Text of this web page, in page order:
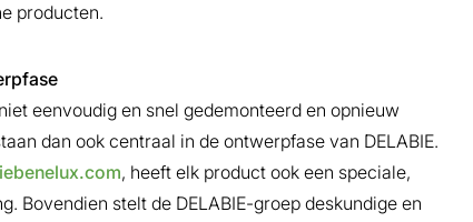
producten.
eenvoudig en snel gedemonteerd en opnieuw
dan ook centraal in de ontwerpfase van DELABIE.
, heeft elk product ook een speciale,
Bovendien stelt de DELABIE-groep deskundige en